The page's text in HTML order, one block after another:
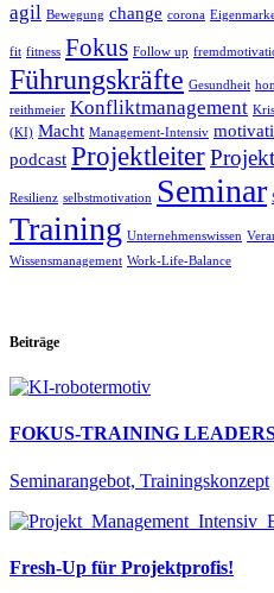
agil Bewegung change corona
fit fitness Fokus Follow up
Führungskräfte Gesundheit
reithmeier Konfliktmanagement
(KI) Macht Management-Intensiv
podcast Projektleiter
Resilienz selbstmotivation Seminar
Training Unternehmenswissen
Wissensmanagement Work-Life-Balance
Beiträge
FOKUS-TRAINING
Seminarangebot, Trainingskonzept
Fresh-Up für Projektprofis!